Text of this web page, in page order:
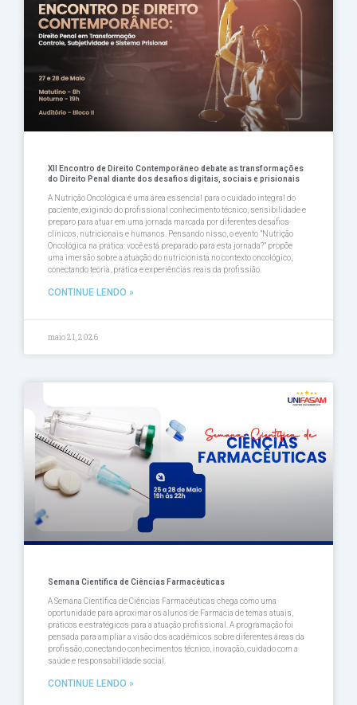
XII Encontro de Direito Contemporâneo debate as transformações
do Direito Penal diante dos desafios digitais, sociais e prisionais
A Nutrição Oncológica é uma área essencial para o cuidado integral do
paciente, exigindo do profissional conhecimento técnico, sensibilidade e
preparo para atuar em uma jornada marcada por diferentes desafios
clínicos, nutricionais e humanos. Pensando nisso, o evento ”Nutrição
Oncológica na prática: você está preparado para esta jornada?” propõe
uma imersão sobre a atuação do nutricionista no contexto oncológico,
conectando teoria, prática e experiências reais da profissião.
CONTINUE LENDO »
maio 21, 2026
Semana Científica de Ciências Farmacêuticas
A Semana Científica de Ciências Farmacêuticas chega como uma
oportunidade para aproximar os alunos de Farmácia de temas atuais,
práticos e estratégicos para a atuação profissional. A programação foi
pensada para ampliar a visão dos acadêmicos sobre diferentes áreas da
profissão, conectando conhecimentos técnico, inovação, cuidado com a
saúde e responsabilidade social.
CONTINUE LENDO »